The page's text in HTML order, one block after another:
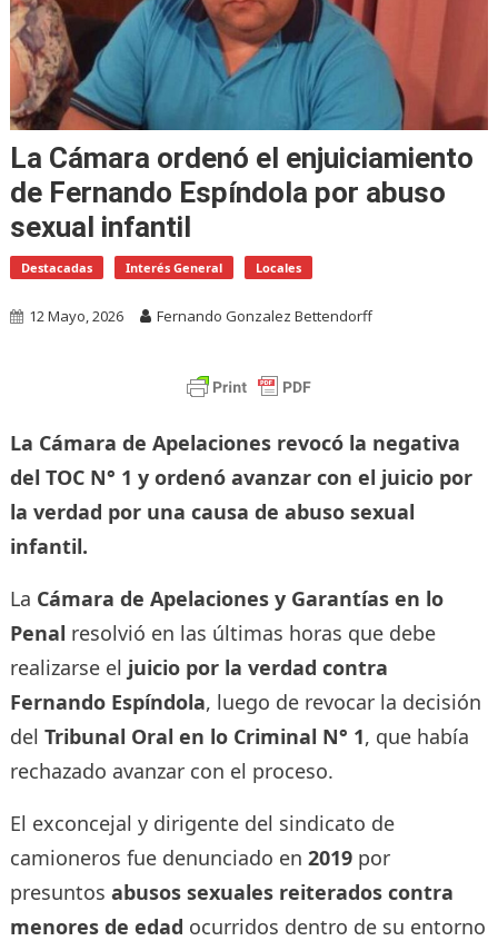
La Cámara ordenó el enjuiciamiento
de Fernando Espíndola por abuso
sexual infantil
Destacadas Interés General Locales
12 Mayo, 2026 Fernando Gonzalez Bettendorff
La Cámara de Apelaciones revocó la negativa
del TOC N° 1 y ordenó avanzar con el juicio por
la verdad por una causa de abuso sexual
infantil.
La Cámara de Apelaciones y Garantías en lo
Penal resolvió en las últimas horas que debe
realizarse el juicio por la verdad contra
Fernando Espíndola, luego de revocar la decisión
del Tribunal Oral en lo Criminal N° 1, que había
rechazado avanzar con el proceso.
El exconcejal y dirigente del sindicato de
camioneros fue denunciado en 2019por
presuntos abusos sexuales reiterados contra
menores de edad ocurridos dentro de su entorno